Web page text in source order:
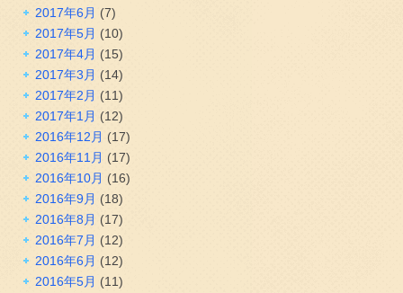
2017年6月 (7)
2017年5月 (10)
2017年4月 (15)
2017年3月 (14)
2017年2月 (11)
2017年1月 (12)
2016年12月 (17)
2016年11月 (17)
2016年10月 (16)
2016年9月 (18)
2016年8月 (17)
2016年7月 (12)
2016年6月 (12)
2016年5月 (11)